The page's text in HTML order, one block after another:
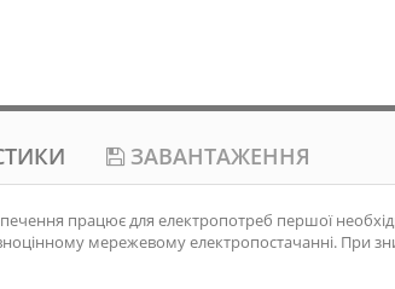
ЗАВАНТАЖЕННЯ
працює для електропотреб першої
мережевому електропостачанні.